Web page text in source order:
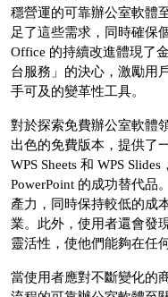
穩營運的可靠辦公室軟體
足了這些需求，同時確保
Office 的持續改進體現了
台服務」的決心，激勵用
手可及的變革性工具。
對於探索免費辦公室軟體
出色的免費版本，提供了
WPS Sheets 和 WPS
PowerPoint 的成功替代品
產力，同時保持較低的成
業。此外，使用者還會發
靈活性，使他們能夠在任
當使用者應對不斷變化的